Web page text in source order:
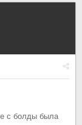
с болды была